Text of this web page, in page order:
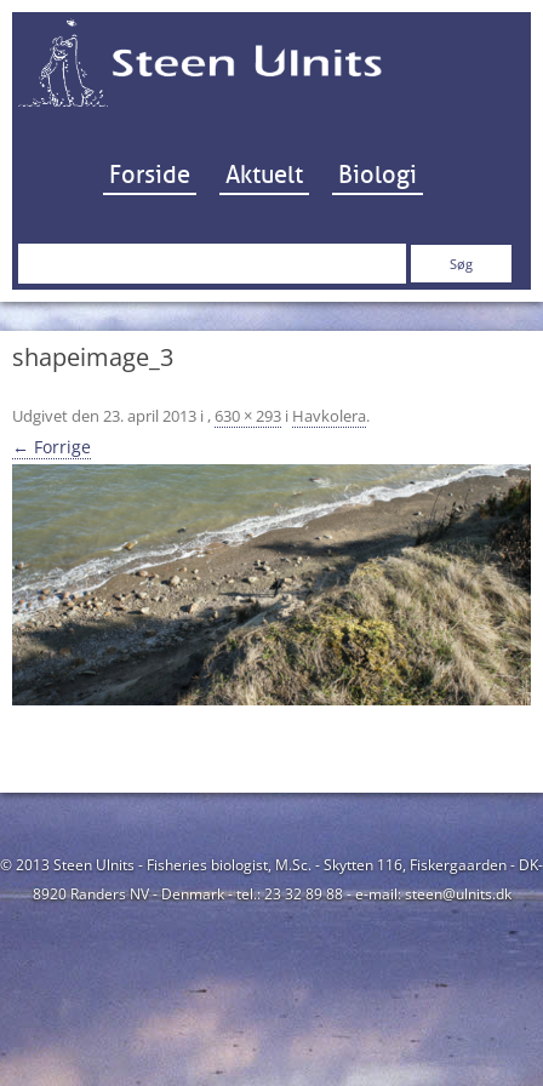
Hop til indhold
Forside Aktuelt Biologi
Søg
shapeimage_3
Udgivet den 23. april 2013 i ,630 × 293 i Havkolera.
← Forrige
© 2013 Steen Ulnits - Fisheries biologist, M.Sc. - Skytten 116, Fiskergaarden - DK-
8920 Randers NV - Denmark - tel.: 23 32 89 88 - e-mail: steen@ulnits.dk